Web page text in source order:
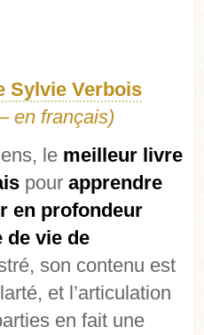
Sylvie Verbois
en français)
le meilleur livre
pour apprendre
en profondeur
de vie de
son contenu est
et l’articulation
en fait une